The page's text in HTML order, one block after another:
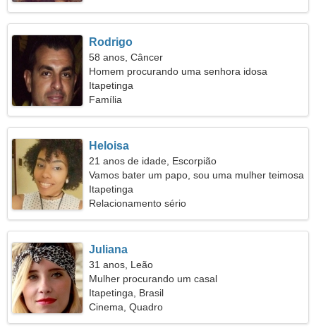
Rodrigo
58 anos, Câncer
Homem procurando uma senhora idosa
Itapetinga
Família
Heloisa
21 anos de idade, Escorpião
Vamos bater um papo, sou uma mulher teimosa
Itapetinga
Relacionamento sério
Juliana
31 anos, Leão
Mulher procurando um casal
Itapetinga, Brasil
Cinema, Quadro